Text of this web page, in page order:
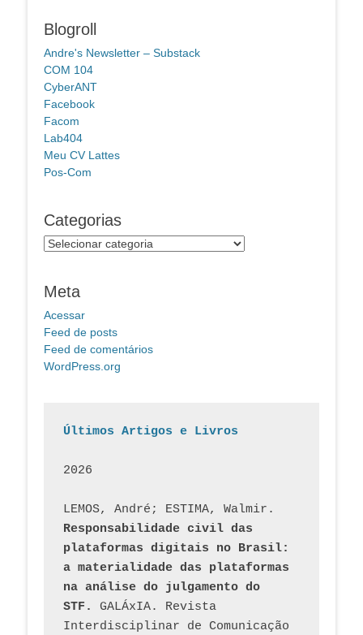
Blogroll
Andre's Newsletter – Substack
COM 104
CyberANT
Facebook
Facom
Lab404
Meu CV Lattes
Pos-Com
Categorias
Categorias
Meta
Acessar
Feed de posts
Feed de comentários
WordPress.org
Últimos Artigos e Livros
2026
Responsabilidade civil das
plataformas digitais no Brasil:
a materialidade das plataformas
na análise do julgamento do
STF.
GALÁxIA. Revista
Interdisciplinar de Comunicação